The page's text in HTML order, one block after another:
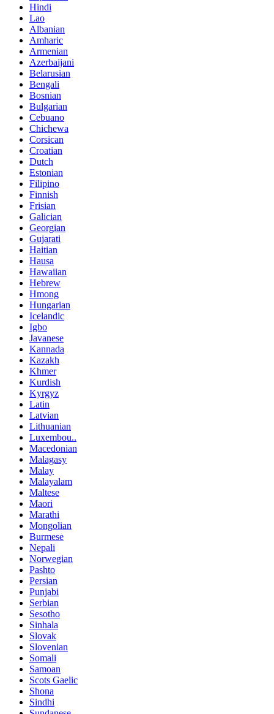
Hindi
Lao
Albanian
Amharic
Armenian
Azerbaijani
Belarusian
Bengali
Bosnian
Bulgarian
Cebuano
Chichewa
Corsican
Croatian
Dutch
Estonian
Filipino
Finnish
Frisian
Galician
Georgian
Gujarati
Haitian
Hausa
Hawaiian
Hebrew
Hmong
Hungarian
Icelandic
Igbo
Javanese
Kannada
Kazakh
Khmer
Kurdish
Kyrgyz
Latin
Latvian
Lithuanian
Luxembou..
Macedonian
Malagasy
Malay
Malayalam
Maltese
Maori
Marathi
Mongolian
Burmese
Nepali
Norwegian
Pashto
Persian
Punjabi
Serbian
Sesotho
Sinhala
Slovak
Slovenian
Somali
Samoan
Scots Gaelic
Shona
Sindhi